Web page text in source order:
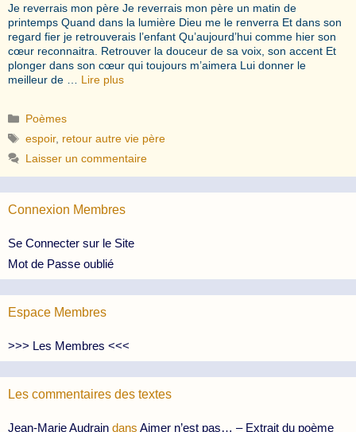
Je reverrais mon père Je reverrais mon père un matin de
printemps Quand dans la lumière Dieu me le renverra Et dans son
regard fier je retrouverais l’enfant Qu’aujourd’hui comme hier son
cœur reconnaitra. Retrouver la douceur de sa voix, son accent Et
plonger dans son cœur qui toujours m’aimera Lui donner le
meilleur de … Lire plus
Catégories
Poèmes
Étiquettes
espoir, retour autre vie père
Laisser un commentaire
Connexion Membres
Se Connecter sur le Site
Mot de Passe oublié
Espace Membres
>>> Les Membres <<<
Les commentaires des textes
Jean-Marie Audrain dans Aimer n’est pas… – Extrait du poème